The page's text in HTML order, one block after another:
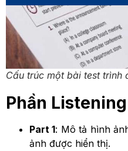
Cấu trúc một bài test trình
Phần
Part 1: Mô tả hình
ảnh được hiển thị.